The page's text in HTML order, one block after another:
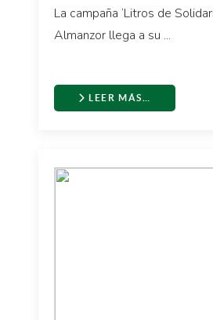
La campaña ‘Litros de
Almanzor llega a su ...
LEER MÁS…